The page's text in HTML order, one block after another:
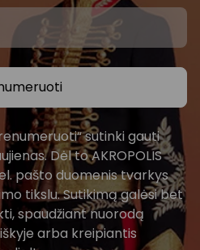
sutinki gauti
Dėl to AKROPOLIS
el. pašto duomenis tvarkys
tikslu. Sutikimą galėsi bet
spaudžiant nuorodą
arba kreipiantis